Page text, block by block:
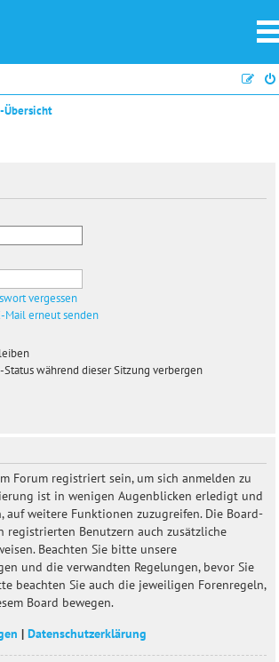
Übersicht
vergessen
Mail erneut senden
während dieser Sitzung verbergen
Forum registriert sein, um sich anmelden zu
ist in wenigen Augenblicken erledigt und
auf weitere Funktionen zuzugreifen. Die Board-
registrierten Benutzern auch zusätzliche
Beachten Sie bitte unsere
und die verwandten Regelungen, bevor Sie
beachten Sie auch die jeweiligen Forenregeln,
Board bewegen.
| Datenschutzerklärung